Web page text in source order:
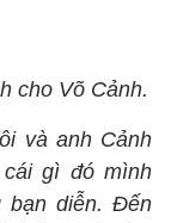
cho Võ Cảnh.
và anh Cảnh
gì đó mình
bạn diễn. Đến